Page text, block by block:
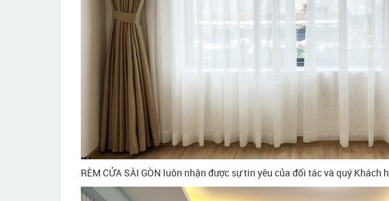
RÈM CỬA SÀI GÒN luôn nhận được sự tin yêu của đối tác và quý Khách